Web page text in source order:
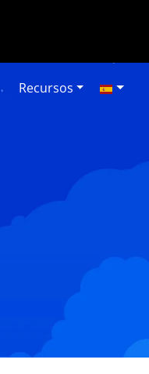
Recursos